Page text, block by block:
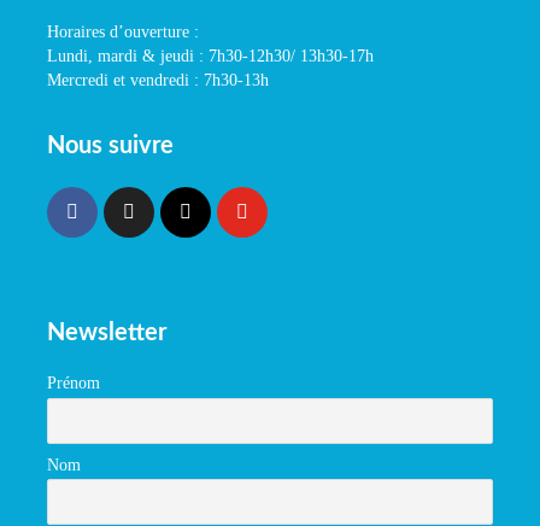
Horaires d’ouverture :
Lundi, mardi & jeudi : 7h30-12h30/ 13h30-17h
Mercredi et vendredi : 7h30-13h
Nous suivre
Newsletter
Prénom
Nom